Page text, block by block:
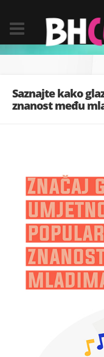
Saznajte kako
znanost među